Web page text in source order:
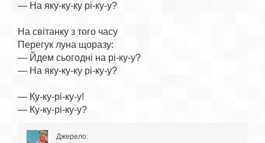
— На яку-ку-ку рі-ку-у?
На світанку з того часу
Перегук луна щоразу:
— Йдем сьогодні на рі-ку-у?
— На яку-ку-ку рі-ку-у?
— Ку-ку-рі-ку-у!
Джерело: